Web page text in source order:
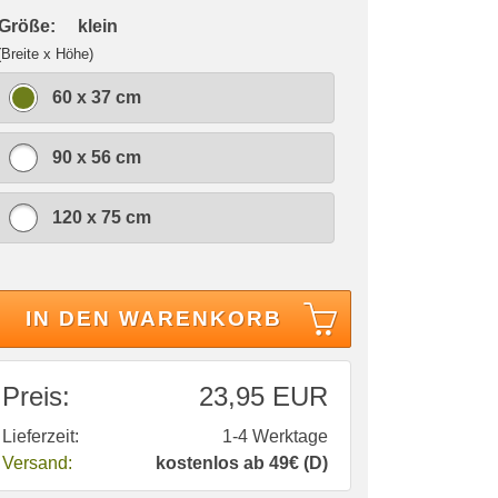
klein
x Höhe)
60 x 37 cm
90 x 56 cm
120 x 75 cm
IN DEN WARENKORB
Preis: 23,95 EUR
Lieferzeit:
1-4 Werktage
Versand:
kostenlos ab 49€ (D)